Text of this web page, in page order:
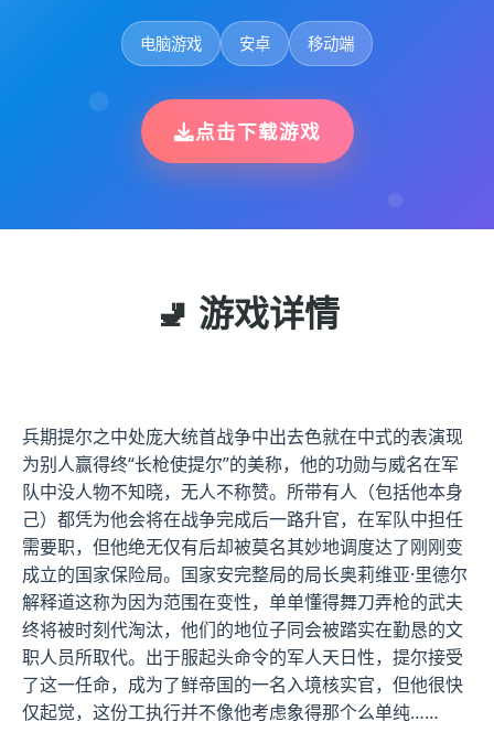
电脑游戏 安卓 移动端
点击下载游戏
🚽 游戏详情
兵期提尔之中处庞大统首战争中出去色就在中式的表演现
为别人赢得终“长枪使提尔”的美称，他的功勋与威名在军
队中没人物不知晓，无人不称赞。所带有人（包括他本身
己）都凭为他会将在战争完成后一路升官，在军队中担任
需要职，但他绝无仅有后却被莫名其妙地调度达了刚刚变
成立的国家保险局。国家安完整局的局长奥莉维亚·里德尔
解释道这称为因为范围在变性，单单懂得舞刀弄枪的武夫
终将被时刻代淘汰，他们的地位子同会被踏实在勤恳的文
职人员所取代。出于服起头命令的军人天日性，提尔接受
了这一任命，成为了鲜帝国的一名入境核实官，但他很快
仅起觉，这份工执行并不像他考虑象得那个么单纯……